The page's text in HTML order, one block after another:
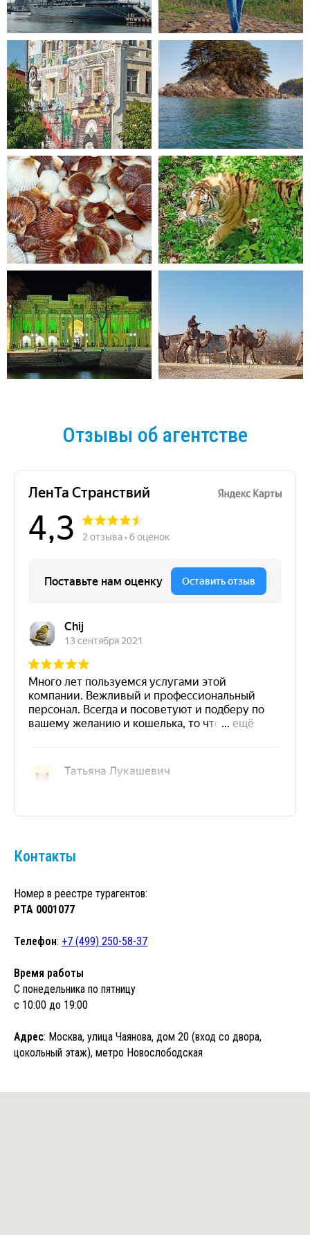
Отзывы об агентстве
Контакты
Номер в реестре турагентов:
РТА 0001077
Телефон: +7 (499) 250-58-37
Время работы
С понедельника по пятницу
с 10:00 до 19:00
Адрес: Москва, улица Чаянова, дом 20 (вход со двора,
цокольный этаж), метро Новослободская